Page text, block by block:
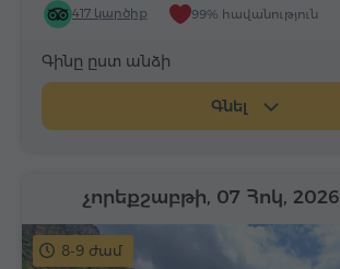
417 կարծիք 99% հավանություն
Գինը ըստ անձի
Գնել
8-9 ժամ
չորեքշաբթի, 07 Հոկ, 2026